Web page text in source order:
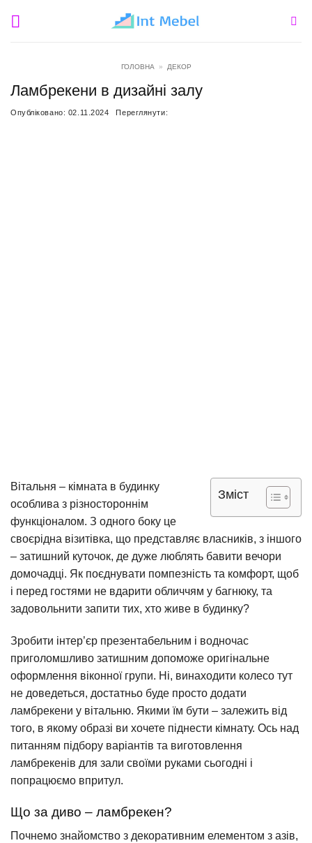
ГОЛОВНА » ДЕКОР
Ламбрекени в дизайні залу
Опубліковано: 02.11.2024 Переглянути:
Зміст
Вітальня – кімната в будинку
особлива з різностороннім
функціоналом. З одного боку це
своєрідна візитівка, що представляє власників, з іншого
– затишний куточок, де дуже люблять бавити вечори
домочадці. Як поєднувати помпезність та комфорт, щоб
і перед гостями не вдарити обличчям у багнюку, та
задовольнити запити тих, хто живе в будинку?
Зробити інтер’єр презентабельним і водночас
приголомшливо затишним допоможе оригінальне
оформлення віконної групи. Ні, винаходити колесо тут
не доведеться, достатньо буде просто додати
ламбрекени у вітальню. Якими їм бути – залежить від
того, в якому образі ви хочете піднести кімнату. Ось над
питанням підбору варіантів та виготовлення
ламбрекенів для зали своїми руками сьогодні і
попрацюємо впритул.
Що за диво – ламбрекен?
Почнемо знайомство з декоративним елементом з азів,